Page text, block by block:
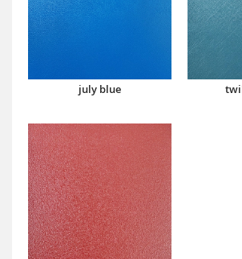
july blue